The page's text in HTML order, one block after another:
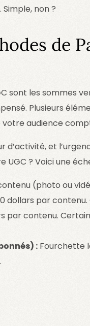
non ?
de
sont les sommes
Plusieurs
votre audience
et
UGC ? Voici une
(photo ou
dollars par
par contenu.
:Fourchette